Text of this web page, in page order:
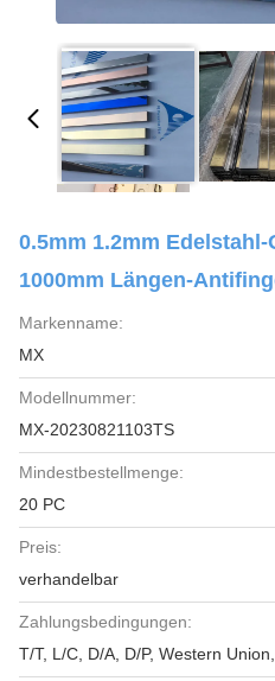
0.5mm 1.2mm
1000mm Längen-
Markenname:
MX
Modellnummer:
MX-20230821103TS
Mindestbestellmenge:
20 PC
Preis:
verhandelbar
Zahlungsbedingungen:
T/T, L/C, D/A, D/P, Western